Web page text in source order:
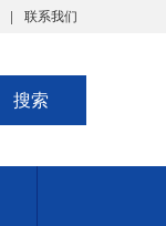
联系我们